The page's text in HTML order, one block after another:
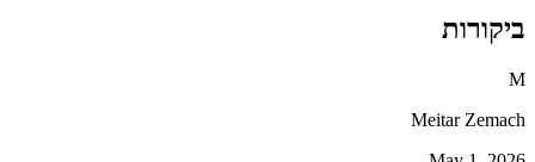
ביקורות
M
Meitar Zemach